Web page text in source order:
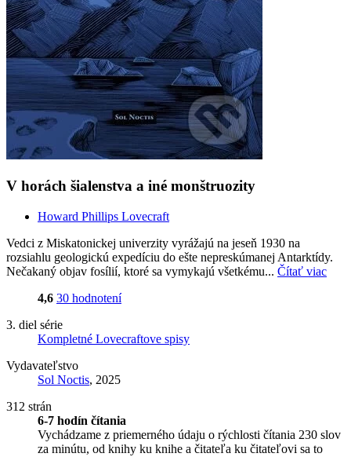
V horách šialenstva a iné monštruozity
Howard Phillips Lovecraft
Vedci z Miskatonickej univerzity vyrážajú na jeseň 1930 na
rozsiahlu geologickú expedíciu do ešte nepreskúmanej Antarktídy.
Nečakaný objav fosílií, ktoré sa vymykajú všetkému... Čítať viac
4,6 30 hodnotení
3. diel série
Kompletné Lovecraftove spisy
Vydavateľstvo
Sol Noctis, 2025
312 strán
6-7 hodín čítania
Vychádzame z priemerného údaju o rýchlosti čítania 230 slov
za minútu, od knihy ku knihe a čitateľa ku čitateľovi sa to